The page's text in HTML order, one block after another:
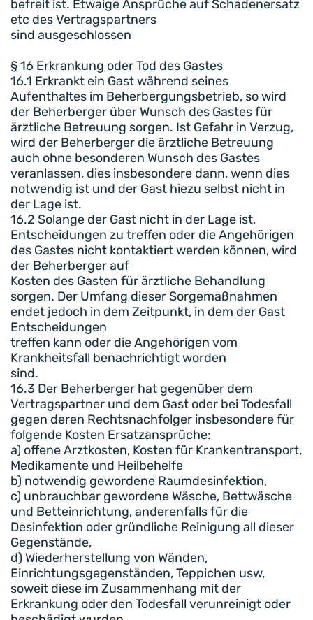
befreit ist. Etwaige Ansprüche auf Schadenersatz
etc des Vertragspartners
sind ausgeschlossen
§ 16 Erkrankung oder Tod des Gastes
16.1 Erkrankt ein Gast während seines
Aufenthaltes im Beherbergungsbetrieb, so wird
der Beherberger über Wunsch des Gastes für
ärztliche Betreuung sorgen. Ist Gefahr in Verzug,
wird der Beherberger die ärztliche Betreuung
auch ohne besonderen Wunsch des Gastes
veranlassen, dies insbesondere dann, wenn dies
notwendig ist und der Gast hiezu selbst nicht in
der Lage ist.
16.2 Solange der Gast nicht in der Lage ist,
Entscheidungen zu treffen oder die Angehörigen
des Gastes nicht kontaktiert werden können, wird
der Beherberger auf
Kosten des Gasten für ärztliche Behandlung
sorgen. Der Umfang dieser Sorgemaßnahmen
endet jedoch in dem Zeitpunkt, in dem der Gast
Entscheidungen
treffen kann oder die Angehörigen vom
Krankheitsfall benachrichtigt worden
sind.
16.3 Der Beherberger hat gegenüber dem
Vertragspartner und dem Gast oder bei Todesfall
gegen deren Rechtsnachfolger insbesondere für
folgende Kosten Ersatzansprüche:
a) offene Arztkosten, Kosten für Krankentransport,
Medikamente und Heilbehelfe
b) notwendig gewordene Raumdesinfektion,
c) unbrauchbar gewordene Wäsche, Bettwäsche
und Betteinrichtung, anderenfalls für die
Desinfektion oder gründliche Reinigung all dieser
Gegenstände,
d) Wiederherstellung von Wänden,
Einrichtungsgegenständen, Teppichen usw,
soweit diese im Zusammenhang mit der
Erkrankung oder den Todesfall verunreinigt oder